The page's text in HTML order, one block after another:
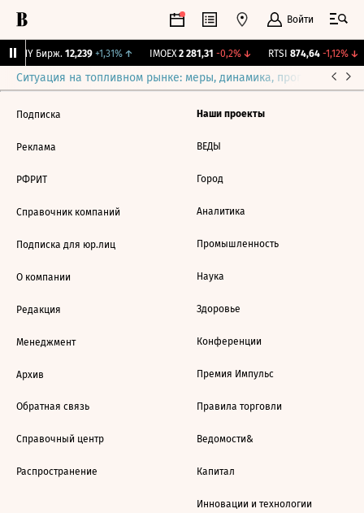
Войти
CNY Бирж. 12,239 +1,31%↑ IMOEX 2 281,31 -0,2%↓ RTSI 874,64 -1,12%↓
Ситуация на топливном рынке: меры, динамика, прогнозы
Подписка
Реклама
РФРИТ
Справочник компаний
Подписка для юр.лиц
О компании
Редакция
Менеджмент
Архив
Обратная связь
Справочный центр
Распространение
Наши проекты
ВЕДЫ
Город
Аналитика
Промышленность
Наука
Здоровье
Конференции
Премия Импульс
Правила торговли
Ведомости&
Капитал
Инновации и технологии